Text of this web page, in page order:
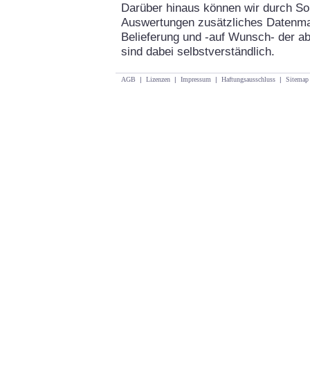
Darüber hinaus können wir durch
Auswertungen zusätzliches
Belieferung und -auf Wunsch- der
sind dabei selbstverständlich.
AGB | Lizenzen | Impressum | Haftungsausschluss | Sitemap